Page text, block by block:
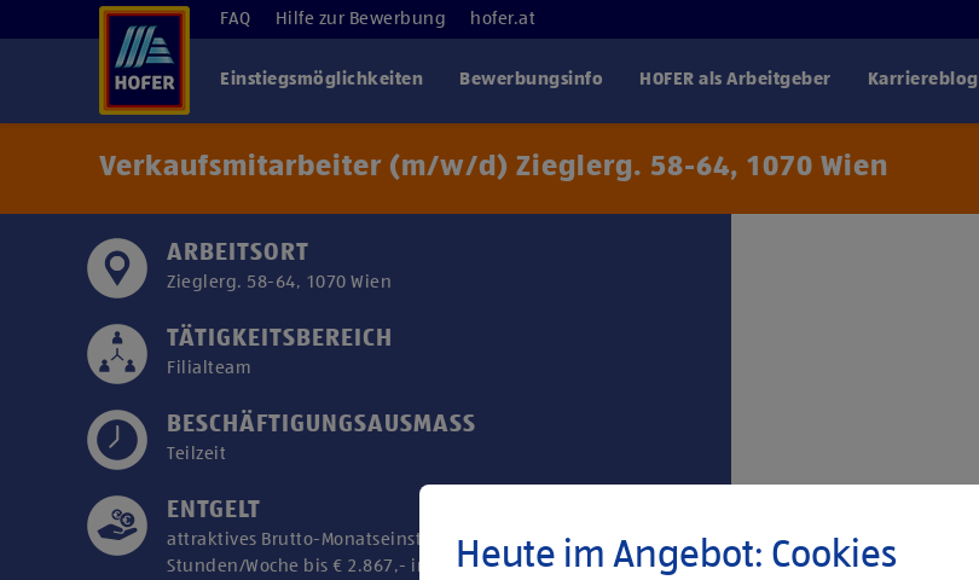
FAQ Hilfe zur Bewerbung hofer.at
Einstiegsmöglichkeiten Bewerbungsinfo HOFER als Arbeitgeber Karriereblog
Verkaufsmitarbeiter (m/w/d) Zieglerg. 58-64, 1070 Wien
ARBEITSORT
Zieglerg. 58-64, 1070 Wien
TÄTIGKEITSBEREICH
Filialteam
BESCHÄFTIGUNGSAUSMASS
Teilzeit
ENTGELT
attraktives Brutto-Monatseinstiegsgehalt ab € 2.467,- für 38,5
Stunden/Woche bis € 2.867,- in der EndstufeHeute im Angebot: Cookies